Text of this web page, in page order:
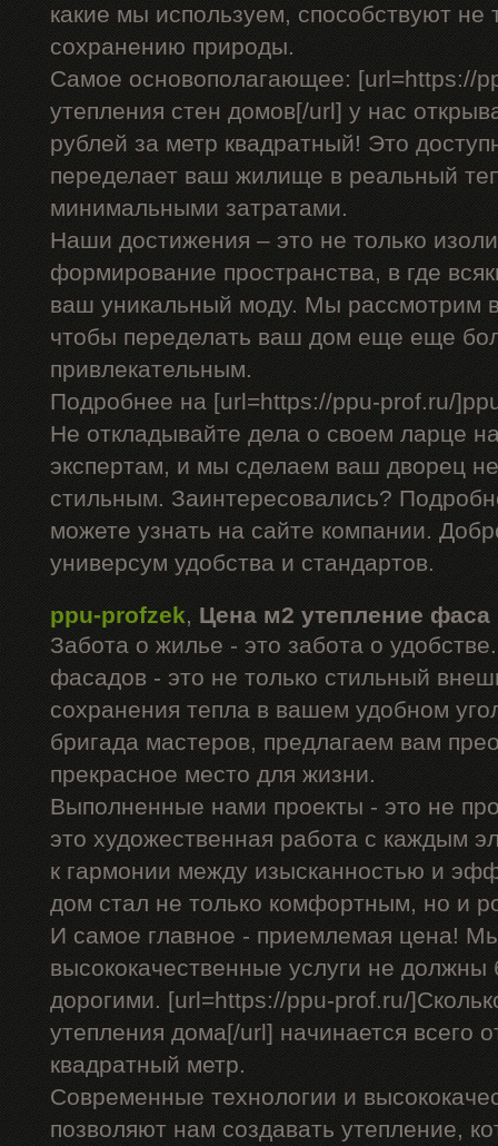
какие мы используем, способствуют не
сохранению природы.
Самое основополагающее: [url=https://
утепления стен домов[/url] у нас
рублей за метр квадратный! Это
переделает ваш жилище в реальный
минимальными затратами.
Наши достижения – это не только
формирование пространства, в где
ваш уникальный моду. Мы рассмотрим
чтобы переделать ваш дом еще еще
привлекательным.
Подробнее на [url=https://ppu-prof.ru/
Не откладывайте дела о своем ларце
экспертам, и мы сделаем ваш дворец
стильным. Заинтересовались?
можете узнать на сайте компании.
универсум удобства и стандартов.
ppu-profzek,Цена м2 утепление фаса
Забота о жилье - это забота о
фасадов - это не только стильный
сохранения тепла в вашем удобном
бригада мастеров, предлагаем вам
прекрасное место для жизни.
Выполненные нами проекты - это не
это художественная работа с каждым
к гармонии между изысканностью и
дом стал не только комфортным, но и
И самое главное - приемлемая цена!
высококачественные услуги не
дорогими. [url=https://ppu-prof.ru/
утепления дома[/url] начинается всего
квадратный метр.
Современные технологии и
позволяют нам создавать утепление,